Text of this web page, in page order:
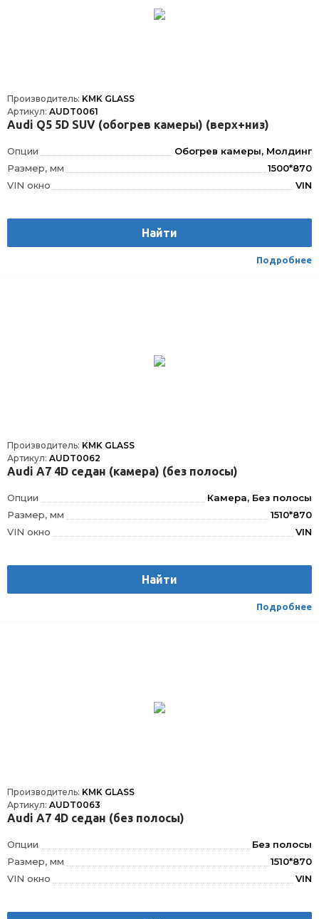
Производитель: KMK GLASS
Артикул: AUDT0061
Audi Q5 5D SUV (обогрев камеры) (верх+низ)
Опции
Обогрев камеры, Молдинг
Размер, мм
1500*870
VIN окно
VIN
Датчик дождя
ДД
Найти
Подробнее
Производитель: KMK GLASS
Артикул: AUDT0062
Audi A7 4D седан (камера) (без полосы)
Опции
Камера, Без полосы
Размер, мм
1510*870
VIN окно
VIN
Датчик дождя
ДД
Найти
Подробнее
Производитель: KMK GLASS
Артикул: AUDT0063
Audi A7 4D седан (без полосы)
Опции
Без полосы
Размер, мм
1510*870
VIN окно
VIN
Датчик дождя
ДД